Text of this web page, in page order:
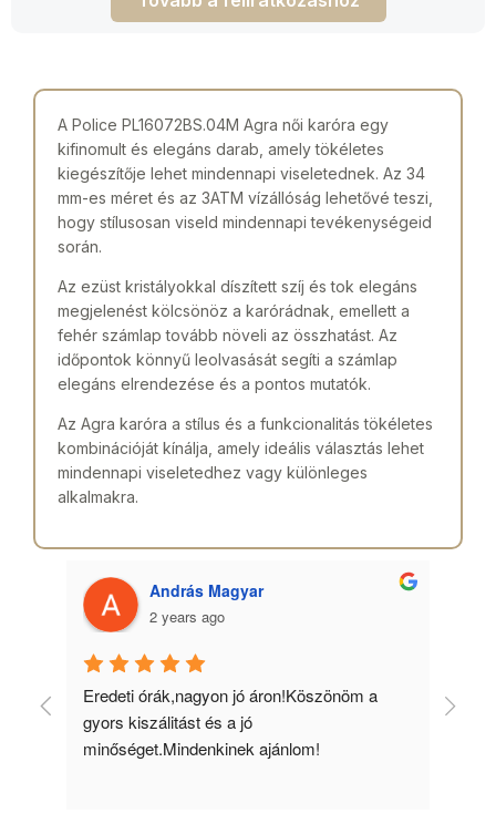
A Police PL16072BS.04M Agra női karóra egy
kifinomult és elegáns darab, amely tökéletes
kiegészítője lehet mindennapi viseletednek. Az 34
mm-es méret és az 3ATM vízállóság lehetővé teszi,
hogy stílusosan viseld mindennapi tevékenységeid
során.
Az ezüst kristályokkal díszített szíj és tok elegáns
megjelenést kölcsönöz a karórádnak, emellett a
fehér számlap tovább növeli az összhatást. Az
időpontok könnyű leolvasását segíti a számlap
elegáns elrendezése és a pontos mutatók.
Az Agra karóra a stílus és a funkcionalitás tökéletes
kombinációját kínálja, amely ideális választás lehet
mindennapi viseletedhez vagy különleges
alkalmakra.
András Magyar
2 years ago
Eredeti órák,nagyon jó áron!Köszönöm a
gyors kiszálitást és a jó
minőséget.Mindenkinek ajánlom!